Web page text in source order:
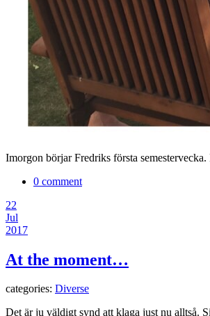
Imorgon börjar Fredriks första
0 comment
22
Jul
2017
At the moment…
categories: Diverse
Det är ju väldigt synd att klaga just nu alltså.